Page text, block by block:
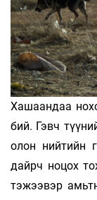
Хашаандаа
бий. Гэвч
олон нийтийн
дайрч ноцох
тэжээвэр